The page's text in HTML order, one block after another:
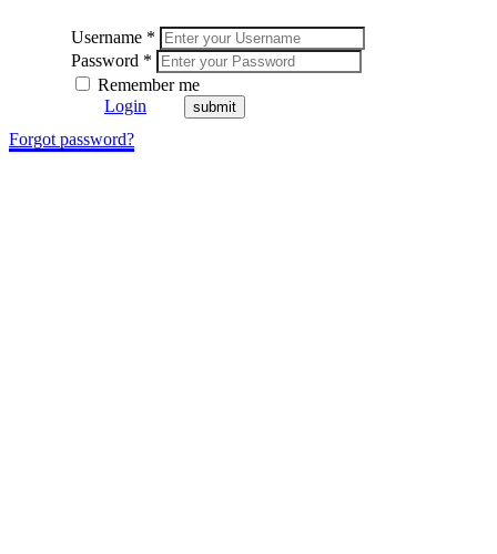
Username *
Password *
Remember me
Login
Forgot password?